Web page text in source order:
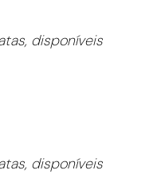
disponíveis
disponíveis